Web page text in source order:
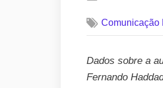
Comunicação
Dados sobre a
Fernando